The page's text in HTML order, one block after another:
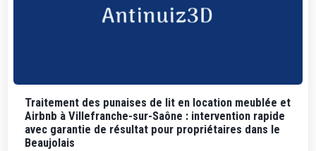
Traitement des punaises de lit en location meublée et
Airbnb à Villefranche-sur-Saône : intervention rapide
avec garantie de résultat pour propriétaires dans le
Beaujolais